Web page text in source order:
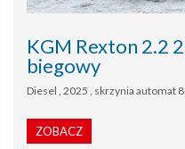
KGM Rexton 2.2
biegowy
Diesel , 2025 , skrzynia automat
ZOBACZ